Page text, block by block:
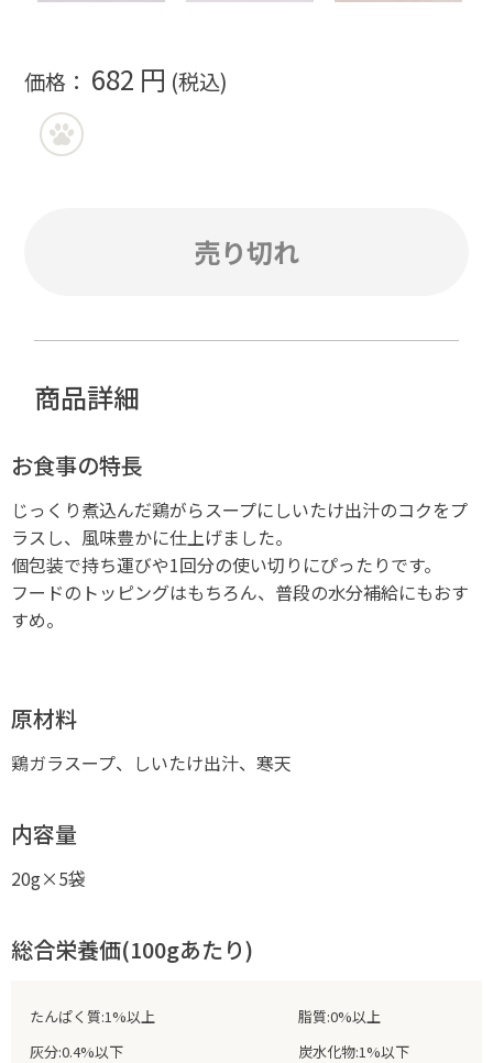
価格： 682 円 (税込)
売り切れ
商品詳細
お食事の特長
じっくり煮込んだ鶏がらスープにしいたけ出汁のコクをプ
ラスし、風味豊かに仕上げました。
個包装で持ち運びや1回分の使い切りにぴったりです。
フードのトッピングはもちろん、普段の水分補給にもおす
すめ。
原材料
鶏ガラスープ、しいたけ出汁、寒天
内容量
20g×5袋
総合栄養価(100gあたり)
たんぱく質:1%以上
脂質:0%以上
灰分:0.4%以下
炭水化物:1%以下